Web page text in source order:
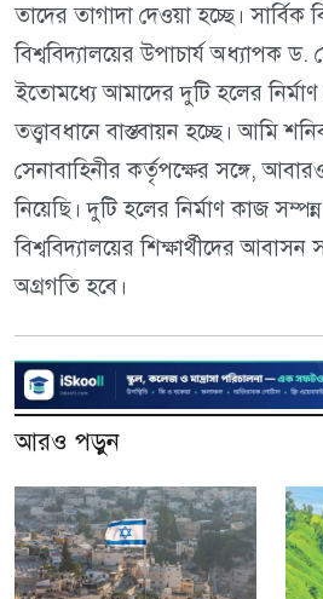
তাদের তাগাদা দেওয়া হচ্ছে। সার্বিক
বিশ্ববিদ্যালয়ের উপাচার্য অধ্যাপক
ইতোমধ্যে আমাদের দুটি হলের নির্মাণ
তত্ত্বাবধানে বাস্তবায়ন হচ্ছে। আমি
সেনাবাহিনীর কর্তৃপক্ষের সঙ্গে,
নিয়েছি। দুটি হলের নির্মাণ কাজ
বিশ্ববিদ্যালয়ের শিক্ষার্থীদের
অগ্রগতি হবে।
আরও পড়ুন